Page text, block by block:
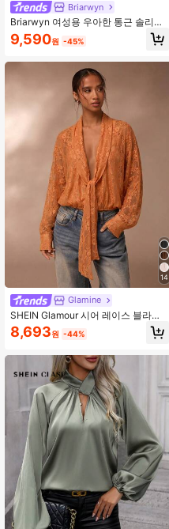
Briarwyn
Briarwyn 여성용 우아한 통근 솔리드
컬러 타이 칼라 블라우스
9,590원 -45%
14
Glamine
SHEIN Glamour 시어 레이스 블라우
스, 브라운 레이스 여성 셔츠
8,693원 -44%